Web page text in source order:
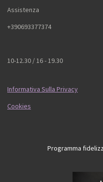
Assistenza
+390693377374
10-12.30 / 16 - 19.30
Informativa Sulla Privacy
Cookies
Programma